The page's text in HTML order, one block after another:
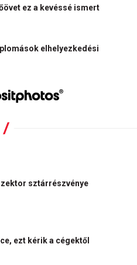
ez a kevéssé ismert
elhelyezkedési
sztárrészvénye
ezt kérik a cégektől